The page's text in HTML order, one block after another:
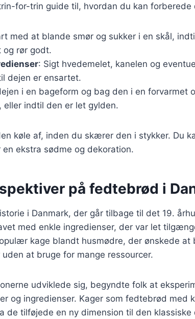
for-trin guide til, hvordan du kan
med at blande smør og sukker i en skål,
rør godt.
: Sigt hvedemelet, kanelen og
dejen er ensartet.
i en bageform og bag den i en forvarmet
eller indtil den er let gylden.
køle af, inden du skærer den i stykker. Du
ekstra sødme og dekoration.
på fedtebrød i
i Danmark, der går tilbage til det 19.
med enkle ingredienser, der var let
kage blandt husmødre, der ønskede at
at bruge for mange ressourcer.
udviklede sig, begyndte folk at
og ingredienser. Kager som fedtebrød med
de tilføjede en ny dimension til den klassiske